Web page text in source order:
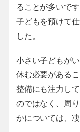
ることが多いで
子どもを預けて
した。
小さい子どもが
休む必要がある
整備にも注力し
のではなく、周
かについては、